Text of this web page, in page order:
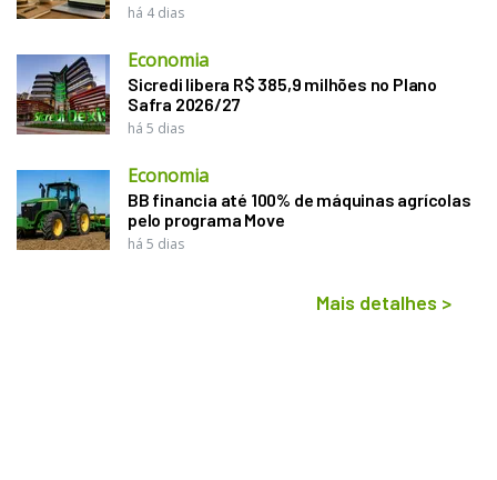
há 4 dias
Economia
Sicredi libera R$ 385,9 milhões no Plano
Safra 2026/27
há 5 dias
Economia
BB financia até 100% de máquinas agrícolas
pelo programa Move
há 5 dias
Mais detalhes >